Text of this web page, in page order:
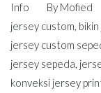
Info
By Mofied
jersey custom,
jersey custom
jersey sepeda,
konveksi jersey